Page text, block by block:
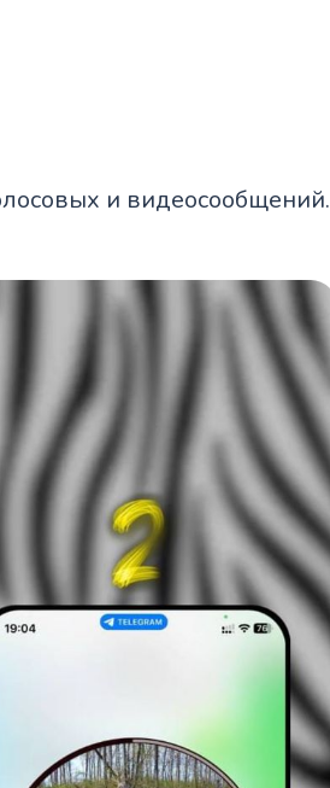
и видеосообщений.